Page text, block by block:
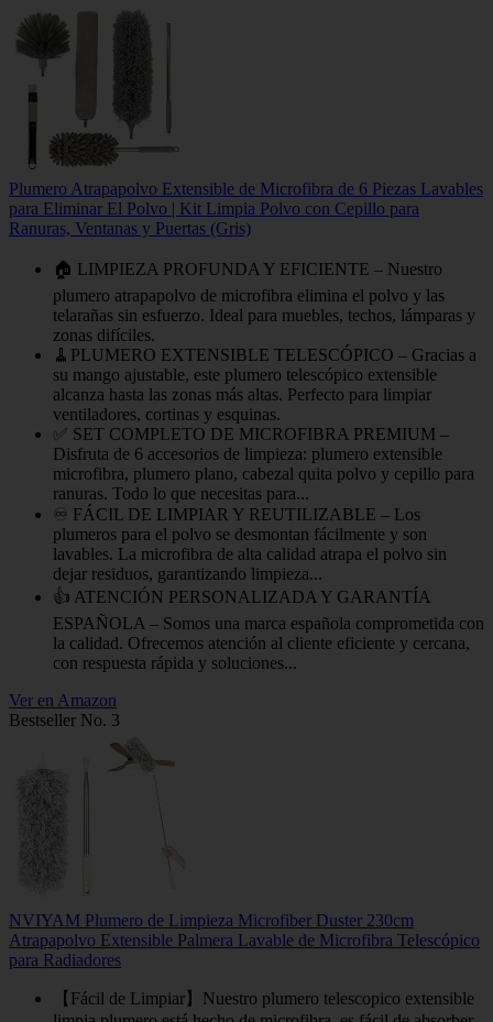
Plumero Atrapapolvo Extensible de Microfibra de 6 Piezas Lavables
para Eliminar El Polvo | Kit Limpia Polvo con Cepillo para
Ranuras, Ventanas y Puertas (Gris)
🏠 LIMPIEZA PROFUNDA Y EFICIENTE – Nuestro
plumero atrapapolvo de microfibra elimina el polvo y las
telarañas sin esfuerzo. Ideal para muebles, techos, lámparas y
zonas difíciles.
🧹PLUMERO EXTENSIBLE TELESCÓPICO – Gracias a
su mango ajustable, este plumero telescópico extensible
alcanza hasta las zonas más altas. Perfecto para limpiar
ventiladores, cortinas y esquinas.
✅ SET COMPLETO DE MICROFIBRA PREMIUM –
Disfruta de 6 accesorios de limpieza: plumero extensible
microfibra, plumero plano, cabezal quita polvo y cepillo para
ranuras. Todo lo que necesitas para...
♾️ FÁCIL DE LIMPIAR Y REUTILIZABLE – Los
plumeros para el polvo se desmontan fácilmente y son
lavables. La microfibra de alta calidad atrapa el polvo sin
dejar residuos, garantizando limpieza...
👍 ATENCIÓN PERSONALIZADA Y GARANTÍA
ESPAÑOLA – Somos una marca española comprometida con
la calidad. Ofrecemos atención al cliente eficiente y cercana,
con respuesta rápida y soluciones...
Ver en Amazon
Bestseller No. 3
NVIYAM Plumero de Limpieza Microfiber Duster 230cm
Atrapapolvo Extensible Palmera Lavable de Microfibra Telescópico
para Radiadores
【Fácil de Limpiar】Nuestro plumero telescopico extensible